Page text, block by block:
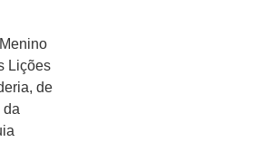
Lições
de
da